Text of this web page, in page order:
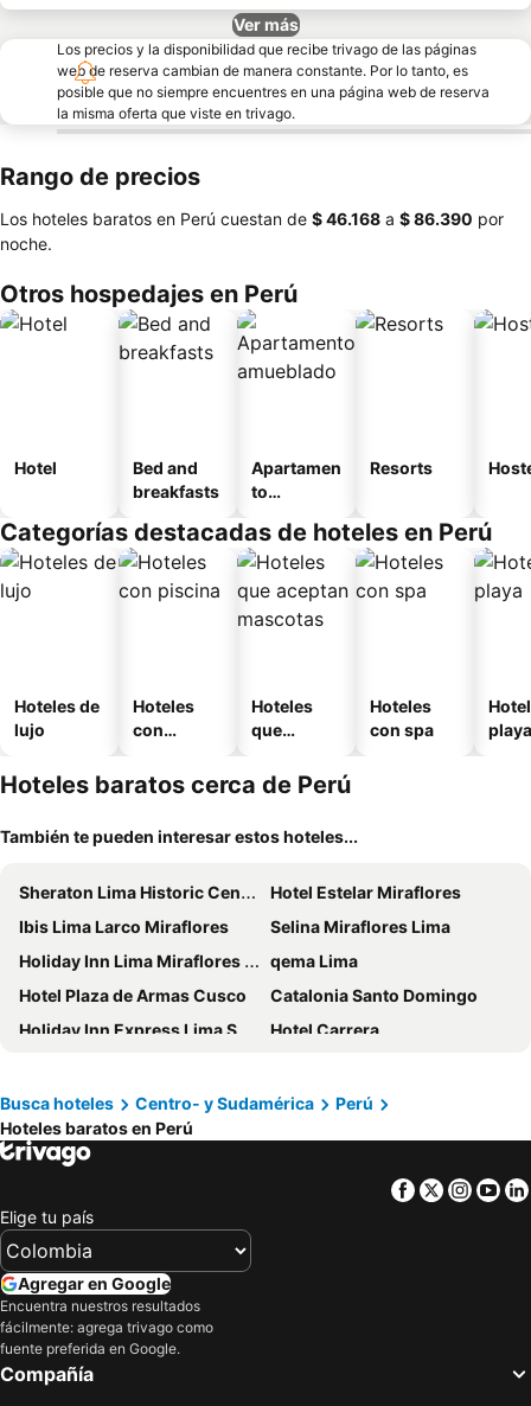
Ver más
Los precios y la disponibilidad que recibe trivago de las páginas
web de reserva cambian de manera constante. Por lo tanto, es
posible que no siempre encuentres en una página web de reserva
la misma oferta que viste en trivago.
Rango de precios
Los hoteles baratos en Perú cuestan de ‎$ 46.168 a ‎$ 86.390 por
noche.
Otros hospedajes en Perú
Hotel
Bed and
breakfasts
Apartamen
to
o
Resorts
Categorías destacadas de hoteles en Perú
Hoteles de
lujo
Hoteles
con
Hoteles
que
mascotas
Hoteles
con spa
playa
Hoteles baratos cerca de Perú
También te pueden interesar estos hoteles...
Sheraton Lima Historic Center
Hotel Estelar Miraflores
Ibis Lima Larco Miraflores
Selina Miraflores Lima
Holiday Inn Lima Miraflores By Ihg
qema Lima
Hotel Plaza de Armas Cusco
Catalonia Santo Domingo
Holiday Inn Express Lima San Isidro By Ihg
Hotel Carrera
Best Western Plus Urban Larco Hotel
Epiqus Hotel
Hilton Garden Inn Cusco
ibis Lima Reducto Miraflores
Hotel Candamo
ibis Styles Lima San Isidro
Holiday Inn Lima Airport By Ihg
Motto by Hilton Cusco
Hampton by Hilton Lima San Isidro
Casa Andina Premium San Isidro
Busca hoteles Centro- y Sudamérica
Perú
Hoteles baratos en Perú
Facebook
Twitter
Elige tu país
Agregar en Google
Encuentra nuestros resultados
fácilmente: agrega trivago como
fuente preferida en Google.
Compañía